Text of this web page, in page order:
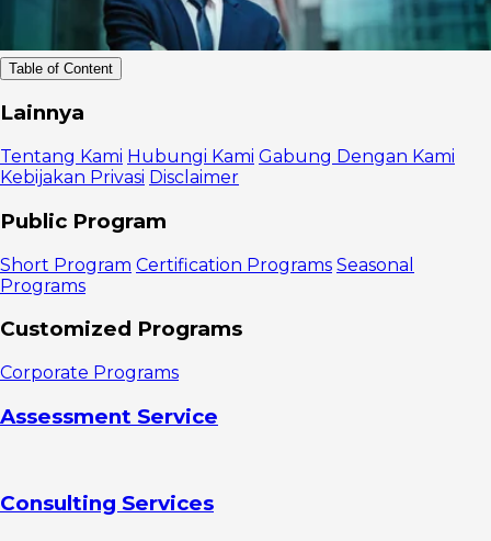
Table of Content
Apa itu
branded
content?
1.
Mempelajari
value produk
2. Tidak
berjualan
secara
langsung
3. Memiliki
beragam jenis
4.
cara bercerita
dalam strategi
Lainnya
Tentang Kami Hubungi Kami Gabung Dengan Kami
Kebijakan Privasi Disclaimer
Public Program
Short Program Certification Programs Seasonal
Programs
Customized Programs
Corporate Programs
Assessment Service
Consulting Services